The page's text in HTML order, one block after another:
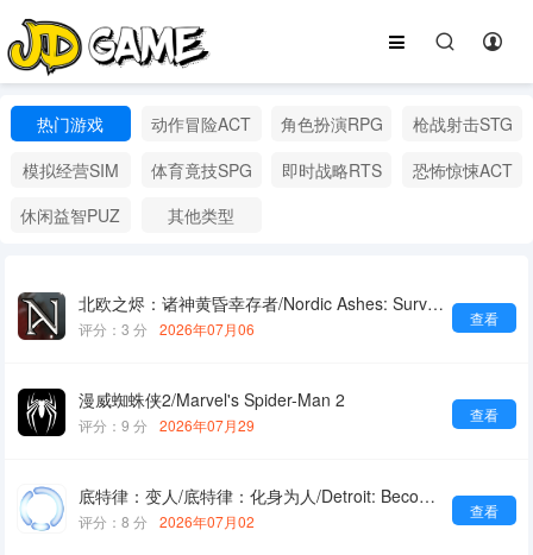
热门游戏 动作冒险ACT 角色扮演RPG
枪战射击STG
模拟经营SIM
体育竟技SPG 即时战略RTS
恐怖惊悚ACT
休闲益智PUZ
其他类型
北欧之烬：诸神黄昏幸存者/Nordic Ashes: Survivors of Ragnarok
查看
评分：3 分 2026年07月06
漫威蜘蛛侠2/Marvel's Spider-Man 2
查看
评分：9 分 2026年07月29
底特律：变人/底特律：化身为人/Detroit: Become Human
查看
评分：8 分 2026年07月02